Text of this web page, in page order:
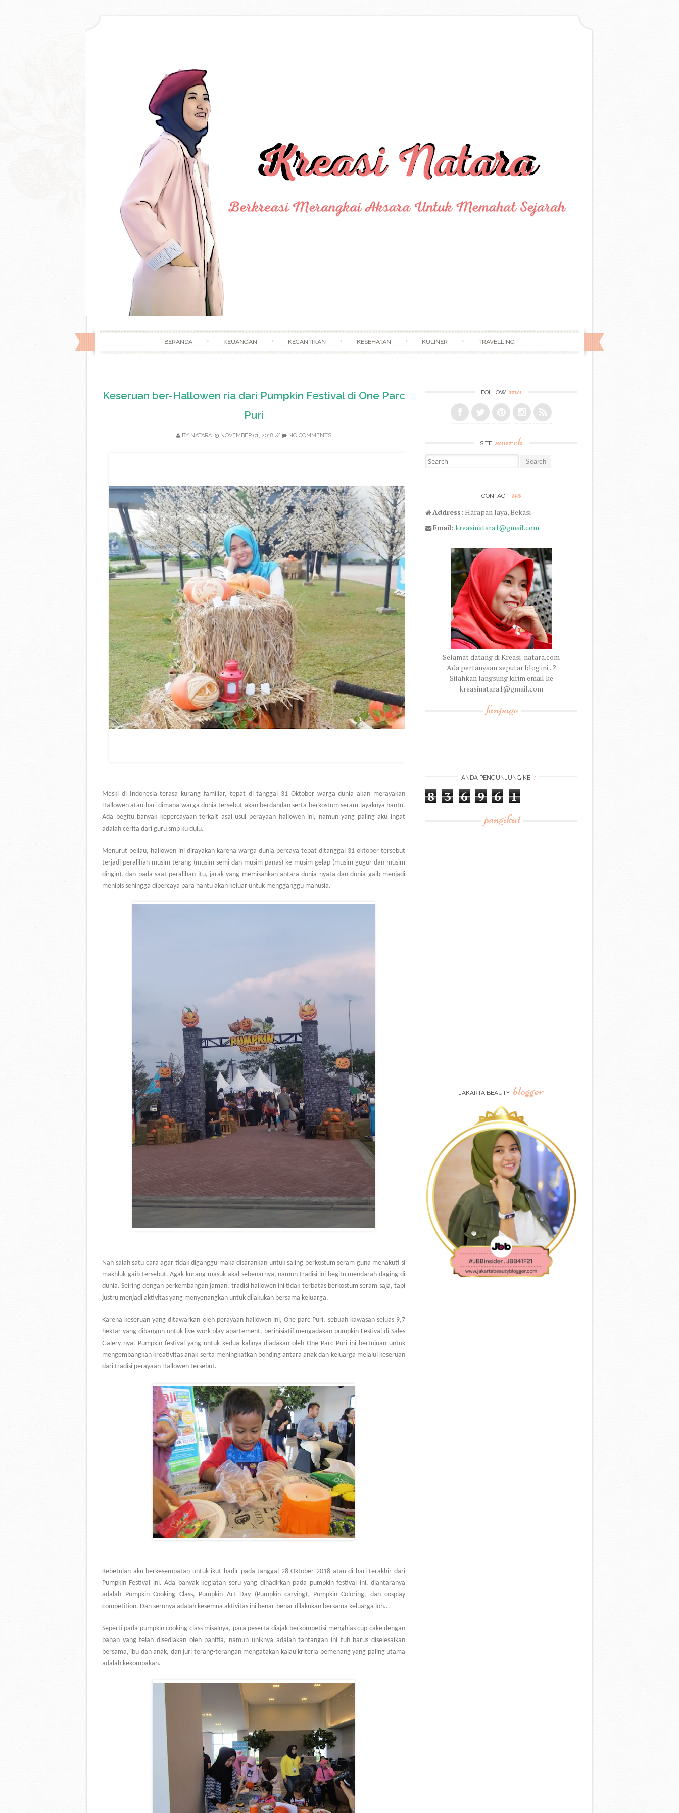
BERANDA KEUANGAN KECANTIKAN KESEHATAN KULINER TRAVELLING
Keseruan ber-Hallowen ria dari Pumpkin Festival di One Parc
Puri
BY NATARA NOVEMBER 01, 2018// NO COMMENTS
Meski di Indonesia terasa kurang familiar, tepat di tanggal 31 Oktober warga dunia akan merayakan
Hallowen atau hari dimana warga dunia tersebut akan berdandan serta berkostum seram layaknya hantu.
Ada begitu banyak kepercayaan terkait asal usul perayaan hallowen ini, namun yang paling aku ingat
adalah cerita dari guru smp ku dulu.
Menurut beliau, hallowen ini dirayakan karena warga dunia percaya tepat ditanggal 31 oktober tersebut
terjadi peralihan musim terang (musim semi dan musim panas) ke musim gelap (musim gugur dan musim
dingin). dan pada saat peralihan itu, jarak yang memisahkan antara dunia nyata dan dunia gaib menjadi
menipis sehingga dipercaya para hantu akan keluar untuk mengganggu manusia.
Nah salah satu cara agar tidak diganggu maka disarankan untuk saling berkostum seram guna menakuti si
makhluk gaib tersebut. Agak kurang masuk akal sebenarnya, namun tradisi ini begitu mendarah daging di
dunia. Seiring dengan perkembangan jaman, tradisi hallowen ini tidak terbatas berkostum seram saja, tapi
justru menjadi aktivitas yang menyenangkan untuk dilakukan bersama keluarga.
Karena keseruan yang ditawarkan oleh perayaan hallowen ini, One parc Puri, sebuah kawasan seluas 9,7
hektar yang dibangun untuk live-work-play-apartement, berinisiatif mengadakan pumpkin Festival di Sales
Galery nya. Pumpkin festival yang untuk kedua kalinya diadakan oleh One Parc Puri ini bertujuan untuk
mengembangkan kreativitas anak serta meningkatkan bonding antara anak dan keluarga melalui keseruan
dari tradisi perayaan Hallowen tersebut.
Kebetulan aku berkesempatan untuk ikut hadir pada tanggal 28 Oktober 2018 atau di hari terakhir dari
Pumpkin Festival ini. Ada banyak kegiatan seru yang dihadirkan pada pumpkin festival ini, diantaranya
adalah Pumpkin Cooking Class, Pumpkin Art Day (Pumpkin carving), Pumpkin Coloring, dan cosplay
competition. Dan serunya adalah kesemua aktivitas ini benar-benar dilakukan bersama keluarga loh...
Seperti pada pumpkin cooking class misalnya, para peserta diajak berkompetisi menghias cup cake dengan
bahan yang telah disediakan oleh panitia, namun uniknya adalah tantangan ini tuh harus diselesaikan
bersama, ibu dan anak, dan juri terang-terangan mengatakan kalau kriteria pemenang yang paling utama
adalah kekompakan.
FOLLOW me
SITE search
Search for:
CONTACT us
Address: Harapan Jaya, Bekasi
Email: kreasinatara1@gmail.com
Selamat datang di Kreasi-natara.com
Ada pertanyaan seputar blog ini...?
Silahkan langsung kirim email ke
kreasinatara1@gmail.com
fanpage
ANDA PENGUNJUNG KE :
8 3 6 9 6 1
pengikut
JAKARTA BEAUTY blogger